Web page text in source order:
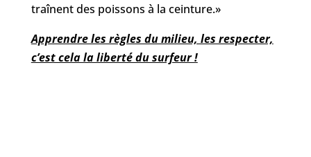
traînent des poissons à la ceinture.»
Apprendre les règles du milieu, les respecter,
c’est cela la liberté du surfeur !